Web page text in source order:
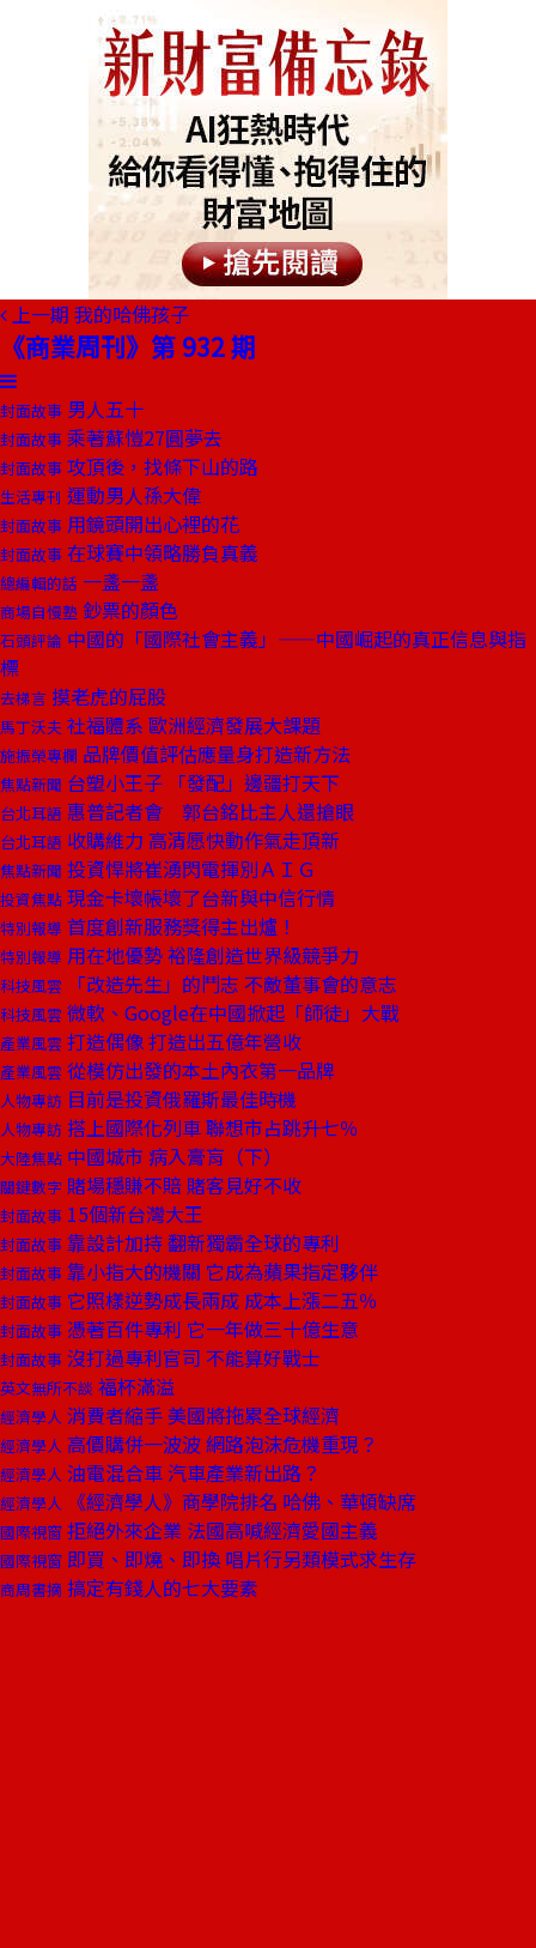
上一期 我的哈佛孩子
《商業周刊》第 932 期
封面故事 男人五十
封面故事 乘著蘇愷27圓夢去
封面故事 攻頂後，找條下山的路
生活專刊 運動男人孫大偉
封面故事 用鏡頭開出心裡的花
封面故事 在球賽中領略勝負真義
總編輯的話 一盞一盞
商場自慢塾 鈔票的顏色
石頭評論 中國的「國際社會主義」——中國崛起的真正信息與指
標
去梯言 摸老虎的屁股
馬丁沃夫 社福體系 歐洲經濟發展大課題
施振榮專欄 品牌價值評估應量身打造新方法
焦點新聞 台塑小王子 「發配」邊疆打天下
台北耳語 惠普記者會 郭台銘比主人還搶眼
台北耳語 收購維力 高清愿快動作氣走頂新
焦點新聞 投資悍將崔湧閃電揮別ＡＩＧ
投資焦點 現金卡壞帳壞了台新與中信行情
特別報導 首度創新服務獎得主出爐！
特別報導 用在地優勢 裕隆創造世界級競爭力
科技風雲 「改造先生」的鬥志 不敵董事會的意志
科技風雲 微軟、Google在中國掀起「師徒」大戰
產業風雲 打造偶像 打造出五億年營收
產業風雲 從模仿出發的本土內衣第一品牌
人物專訪 目前是投資俄羅斯最佳時機
人物專訪 搭上國際化列車 聯想市占跳升七％
大陸焦點 中國城市 病入膏肓（下）
關鍵數字 賭場穩賺不賠 賭客見好不收
封面故事 15個新台灣大王
封面故事 靠設計加持 翻新獨霸全球的專利
封面故事 靠小指大的機關 它成為蘋果指定夥伴
封面故事 它照樣逆勢成長兩成 成本上漲二五％
封面故事 憑著百件專利 它一年做三十億生意
封面故事 沒打過專利官司 不能算好戰士
英文無所不談 福杯滿溢
經濟學人 消費者縮手 美國將拖累全球經濟
經濟學人 高價購併一波波 網路泡沫危機重現？
經濟學人 油電混合車 汽車產業新出路？
經濟學人 《經濟學人》商學院排名 哈佛、華頓缺席
國際視窗 拒絕外來企業 法國高喊經濟愛國主義
國際視窗 即買、即燒、即換 唱片行另類模式求生存
商周書摘 搞定有錢人的七大要素